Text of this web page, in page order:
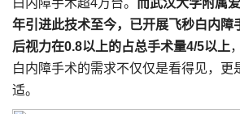
白内障手术超4万台。
而武汉大学附属
年引进此技术至今，已开展飞秒白内障
后视力在0.8以上的占总手术量4/5以上
白内障手术的需求不仅仅是看得见，更
适。